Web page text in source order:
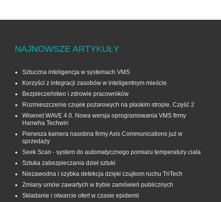
NAJNOWSZE ARTYKUŁY
Sztuczna inteligencja w systemach VMS
Korzyści z integracji zasobów w inteligentnym mieście
Bezpieczeństwo i zdrowie pracowników
Rozmieszczenie czujek pożarowych na płaskim stropie. Część 2
Wisenet WAVE 4.0. Nowa wersja oprogramowania VMS firmy
Hanwha Techwin
Pierwsza kamera nasobna firmy Axis Communications już w
sprzedaży
Seek Scan - system do automatycznego pomiaru temperatury ciała
Sztuka zabezpieczania dzieł sztuki
Niezawodna i szybka detekcja dzięki czujkom ruchu TriTech
Zmiany umów zawartych w trybie zamówień publicznych
Składanie i otwarcie ofert w czasie epidemii